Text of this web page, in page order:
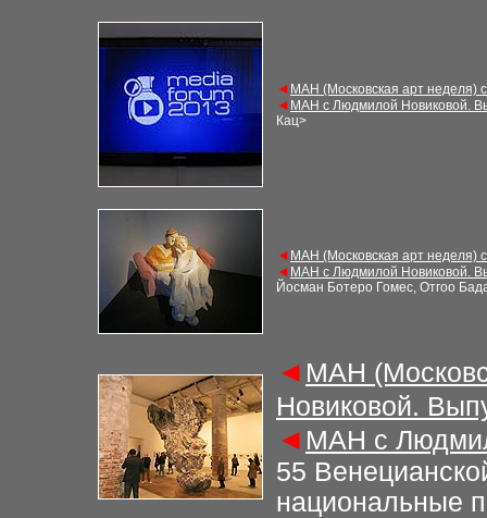
◄ МАН (Московская арт неделя)
◄ МАН с Людмилой Новиковой.
Кац>
◄ МАН (Московская арт неделя)
◄ МАН с Людмилой Новиковой.
Йосман Ботеро Гомес, Отгоо
◄ МАН
Новиковой.
◄ МАН с
55
национальные